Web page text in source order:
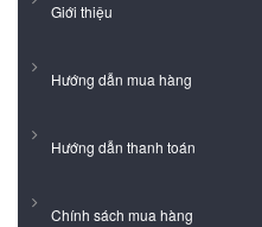
Giới thiệu
Hướng dẫn mua hàng
Hướng dẫn thanh toán
Chính sách mua hàng